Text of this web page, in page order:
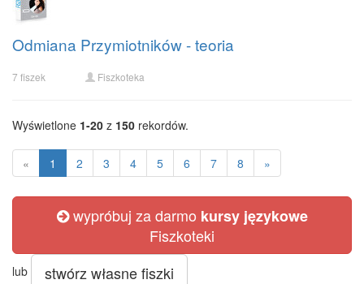
Odmiana Przymiotników - teoria
7 fiszek Fiszkoteka
Wyświetlone 1-20 z 150 rekordów.
« 1 2 3 4 5 6 7 8 »
wypróbuj za darmo kursy językowe
Fiszkoteki
lub stwórz własne fiszki